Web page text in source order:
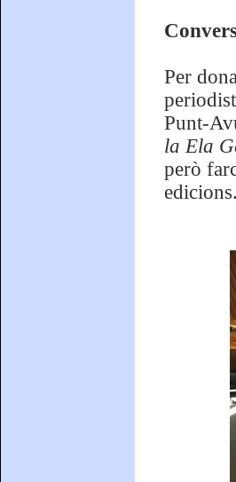
Per
Punt-
la Ela
però
edicions.